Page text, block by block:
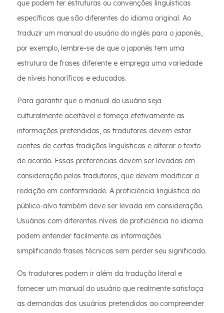
que podem ter estruturas ou convenções linguísticas
específicas que são diferentes do idioma original. Ao
traduzir um manual do usuário do inglês para o japonês,
por exemplo, lembre-se de que o japonês tem uma
estrutura de frases diferente e emprega uma variedade
de níveis honoríficos e educados.
Para garantir que o manual do usuário seja
culturalmente aceitável e forneça efetivamente as
informações pretendidas, os tradutores devem estar
cientes de certas tradições linguísticas e alterar o texto
de acordo. Essas preferências devem ser levadas em
consideração pelos tradutores, que devem modificar a
redação em conformidade. A proficiência linguística do
público-alvo também deve ser levada em consideração.
Usuários com diferentes níveis de proficiência no idioma
podem entender facilmente as informações
simplificando frases técnicas sem perder seu significado.
Os tradutores podem ir além da tradução literal e
fornecer um manual do usuário que realmente satisfaça
as demandas dos usuários pretendidos ao compreender